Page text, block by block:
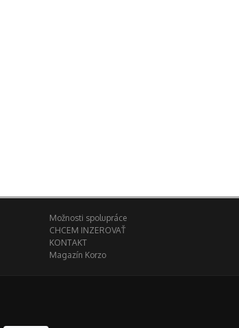
Možnosti spolupráce
CHCEM INZEROVAŤ
KONTAKT
Magazín Korzo